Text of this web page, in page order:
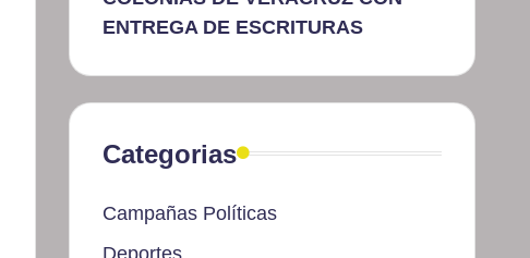
ENTREGA DE ESCRITURAS
Categorias
Campañas Políticas
Deportes